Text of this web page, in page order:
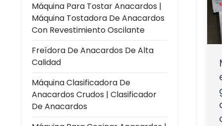
Máquina Para Tostar Anacardos |
Máquina Tostadora De Anacardos
Con Revestimiento Oscilante
Freídora De Anacardos De Alta
Calidad
Máquina Clasificadora De
Anacardos Crudos | Clasificador
De Anacardos